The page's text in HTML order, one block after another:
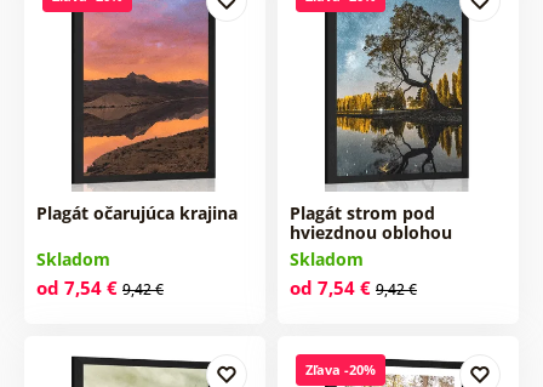
Plagát očarujúca krajina
Skladom
od 7,54 € 9,42 €
Plagát strom pod
hviezdnou oblohou
Skladom
od 7,54 € 9,42 €
Zľava -20%